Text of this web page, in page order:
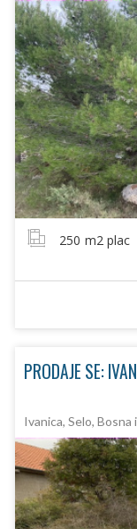
250 m2 plac
PRODAJE SE:
Ivanica, Selo, Bosna